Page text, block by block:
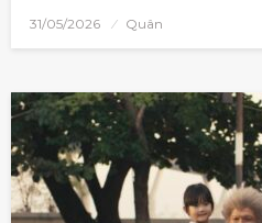
31/05/2026 Quân